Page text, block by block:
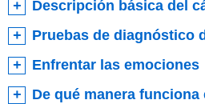
Descripción básica del
Pruebas de diagnóstico
Enfrentar las emociones
De qué manera funciona